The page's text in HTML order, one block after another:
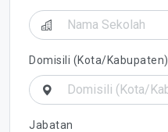
Domisili (Kota/Kabupaten)
Jabatan